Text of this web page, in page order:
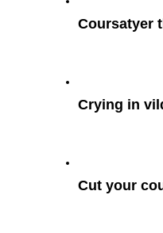
Coursatyer
Crying in
Cut your